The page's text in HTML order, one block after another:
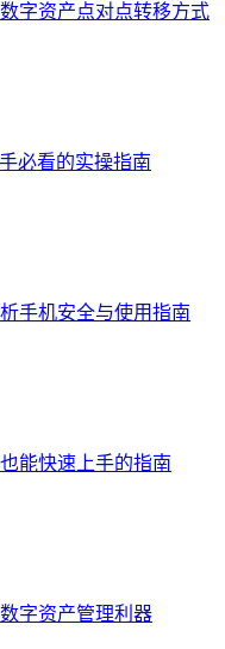
字资产点对点转移方式
必看的实操指南
手机安全与使用指南
能快速上手的指南
字资产管理利器